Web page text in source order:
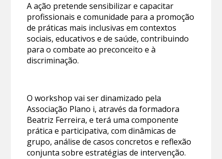
A ação pretende sensibilizar e capacitar
profissionais e comunidade para a promoção
de práticas mais inclusivas em contextos
sociais, educativos e de saúde, contribuindo
para o combate ao preconceito e à
discriminação.
O workshop vai ser dinamizado pela
Associação Plano i, através da formadora
Beatriz Ferreira, e terá uma componente
prática e participativa, com dinâmicas de
grupo, análise de casos concretos e reflexão
conjunta sobre estratégias de intervenção.